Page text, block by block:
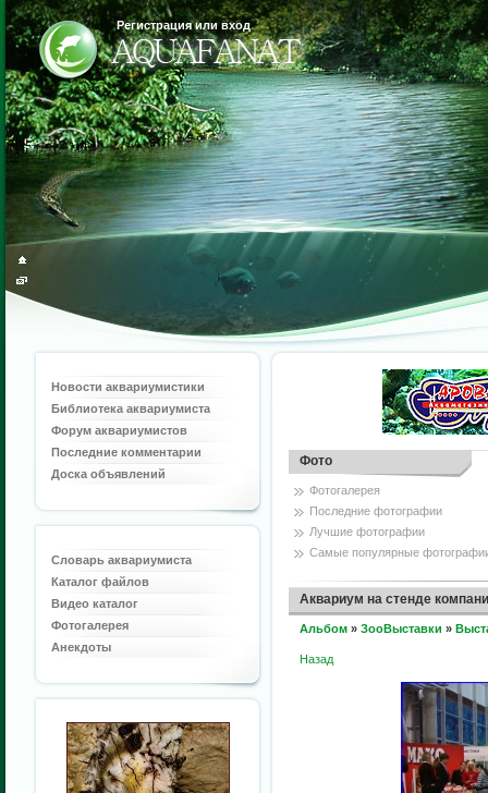
Регистрация или вход
Новости аквариумистики
Библиотека аквариумиста
Форум аквариумистов
Последние комментарии
Доска объявлений
Словарь аквариумиста
Каталог файлов
Видео каталог
Фотогалерея
Анекдоты
Фото
Фотогалерея
Последние фотографии
Лучшие фотографии
Самые популярные
Аквариум на стенде
Альбом » ЗооВыставки »
Назад